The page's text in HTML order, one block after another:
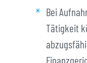
Bei
Tätigkeit